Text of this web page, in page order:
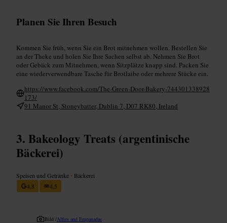
Planen Sie Ihren Besuch
Kommen Sie früh, wenn Sie ein Brot mitnehmen wollen. Bestellen Sie
an der Theke und holen Sie Ihre Sachen selbst ab. Nehmen Sie Brot
oder Gebäck zum Mitnehmen, wenn Sitzplätze knapp sind. Packen Sie
eine wiederverwendbare Tasche für Brotlaibe oder mehrere Stücke ein.
https://www.facebook.com/The-Green-Door-Bakery-744301338928
173/
91 Manor St, Stoneybatter, Dublin 7, D07 RK80, Ireland
Bakeology Treats (argentinische
Bäckerei)
Speisen und Getränke • Bäckerei
4,8
4,5
Bild /Alfies and Empanadas